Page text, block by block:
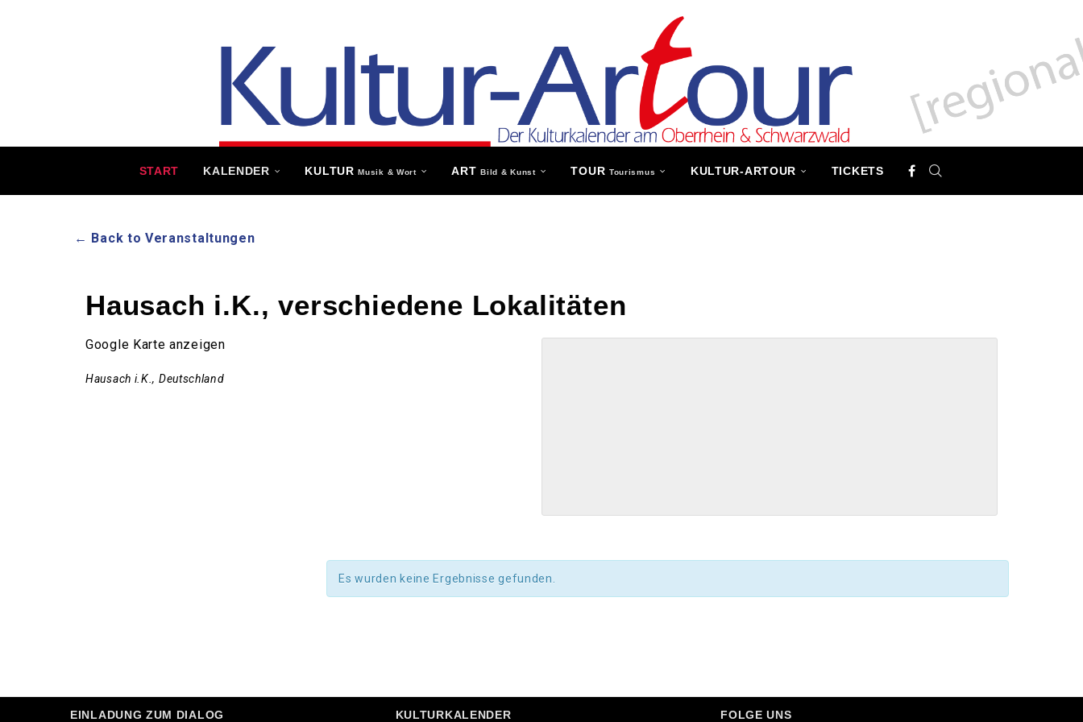
START KALENDER KULTURMusik & Wort ARTBild & Kunst TOUR Tourismus KULTUR-ARTOUR TICKETS
← Back to Veranstaltungen
Hausach i.K., verschiedene Lokalitäten
Google Karte anzeigen
Hausach i.K., Deutschland
Es wurden keine Ergebnisse gefunden.
EINLADUNG ZUM DIALOG KULTURKALENDER FOLGE UNS